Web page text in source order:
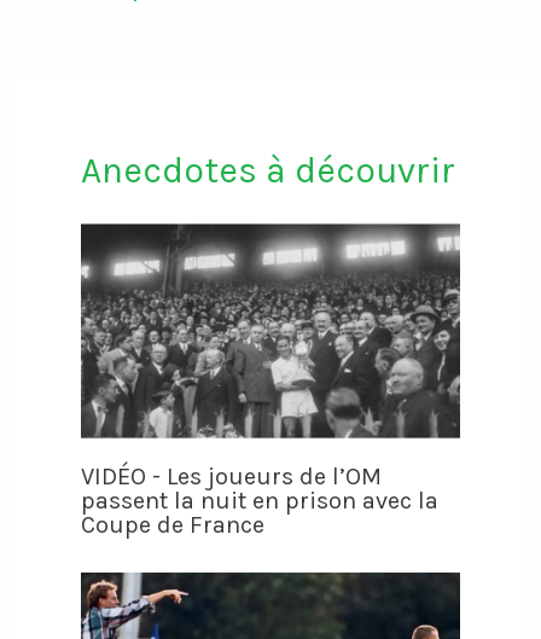
Anecdotes à découvrir
VIDÉO - Les joueurs de l’OM
passent la nuit en prison avec la
Coupe de France